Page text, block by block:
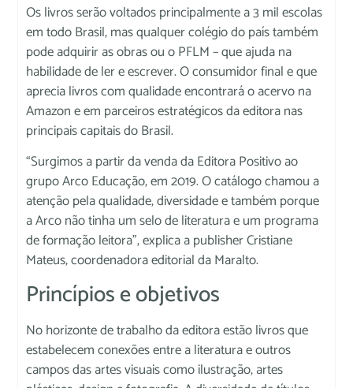
Os livros serão voltados principalmente a 3 mil escolas
em todo Brasil, mas qualquer colégio do país também
pode adquirir as obras ou o PFLM – que ajuda na
habilidade de ler e escrever. O consumidor final e que
aprecia livros com qualidade encontrará o acervo na
Amazon e em parceiros estratégicos da editora nas
principais capitais do Brasil.
“Surgimos a partir da venda da Editora Positivo ao
grupo Arco Educação, em 2019. O catálogo chamou a
atenção pela qualidade, diversidade e também porque
a Arco não tinha um selo de literatura e um programa
de formação leitora”, explica a publisher Cristiane
Mateus, coordenadora editorial da Maralto.
Princípios e objetivos
No horizonte de trabalho da editora estão livros que
estabelecem conexões entre a literatura e outros
campos das artes visuais como ilustração, artes